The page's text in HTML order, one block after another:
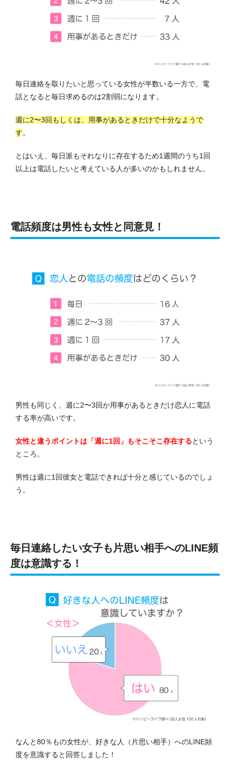
毎日連絡を取りたいと思っている女性が半数いる一方で、電
話となると毎日求めるのは2割弱になります。
週に2〜3回もしくは、用事があるときだけで十分なようで
す。
とはいえ、毎日派もそれなりに存在するため1週間のうち1回
以上は電話したいと考えている人が多いのかもしれません。
電話頻度は男性も女性と同意見！
男性も同じく、週に2〜3回か用事があるときだけ恋人に電話
する率が高いです。
女性と違うポイントは「週に1回」もそこそこ存在するという
ところ。
男性は週に1回彼女と電話できれば十分と感じているのでしょ
う。
毎日連絡したい女子も片思い相手へのLINE頻
度は意識する！
なんと80％もの女性が、好きな人（片思い相手）へのLINE頻
度を意識すると回答しました！